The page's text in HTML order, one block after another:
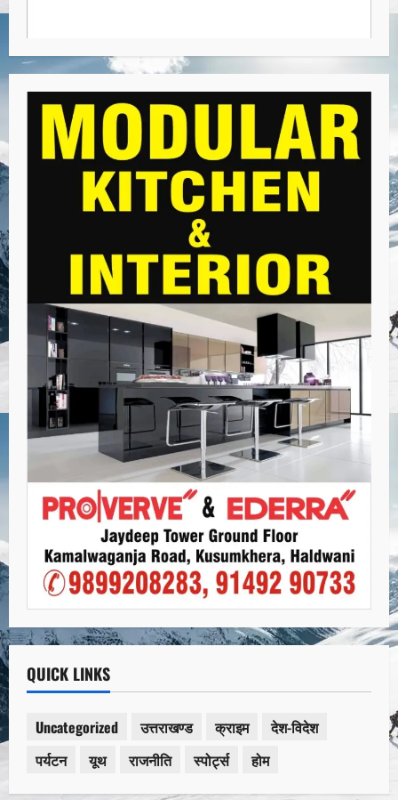
QUICK LINKS
Uncategorized उत्तराखण्ड क्राइम
देश-विदेश
पर्यटन
यूथ राजनीति स्पोर्ट्स होम